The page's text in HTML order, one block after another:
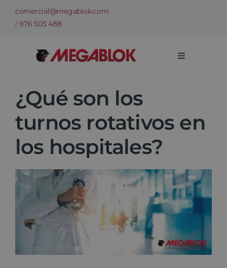
Saltarcomercial@megablok.com
/976 505 488
Toggle
Sectores
Casos de Éxito
Categorías
Información técnica
¿Qué son los
turnos rotativos en
los hospitales?
Ver
imagen
más
grande